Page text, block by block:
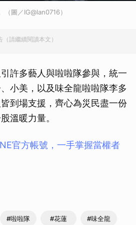
圖／IG@lan0716）
（請繼續閱讀本文）
許多藝人與啦啦隊參與，統一
小美，以及味全龍啦啦隊李多
到場支援，齊心為災民盡一份
溫暖力量。
官方帳號，一手掌握當權者
#啦啦隊 #花蓮 #味全龍